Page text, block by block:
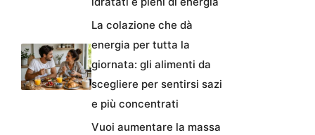
La colazione che dà
energia per tutta la
giornata: gli alimenti da
scegliere per sentirsi sazi
e più concentrati
Vuoi aumentare la massa